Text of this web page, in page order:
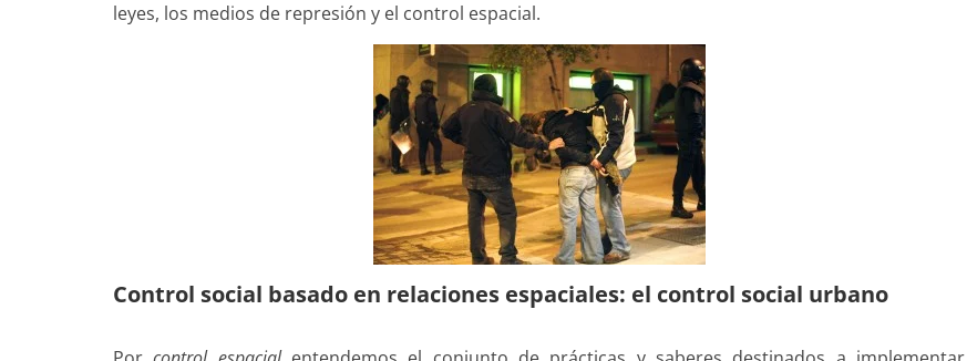
leyes, los medios de represión y el control espacial.
Control social basado en relaciones espaciales: el control social urbano